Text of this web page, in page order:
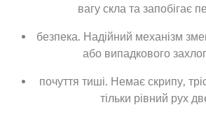
вагу скла та запобігає
безпека. Надійний механізм
або випадкового
почуття тиші. Немає скрипу,
тільки рівний рух